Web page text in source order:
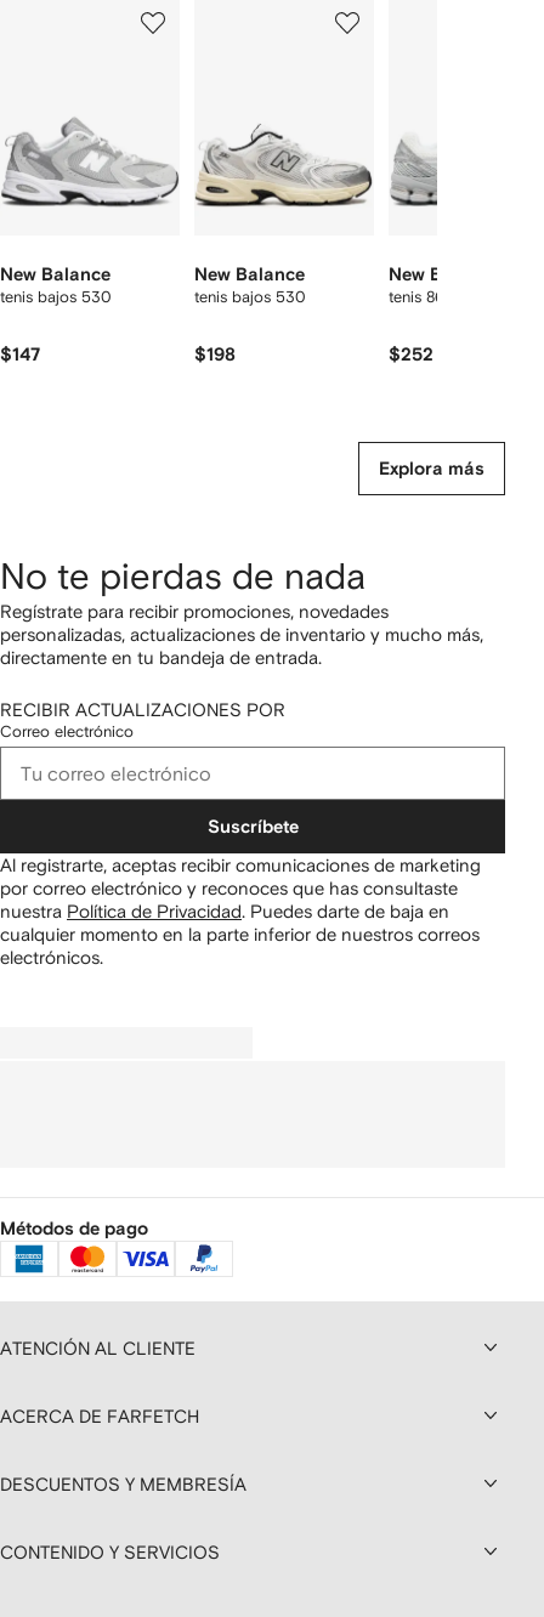
New Balance
tenis bajos 530
$147
New Balance
tenis bajos 530
$198
New Balance
tenis 860V2
$252
Explora más
No te pierdas de nada
Regístrate para recibir promociones, novedades
personalizadas, actualizaciones de inventario y mucho más,
directamente en tu bandeja de entrada.
RECIBIR ACTUALIZACIONES POR
Correo electrónico
Suscríbete
Al registrarte, aceptas recibir comunicaciones de marketing
por correo electrónico y reconoces que has consultaste
nuestra Política de Privacidad. Puedes darte de baja en
cualquier momento en la parte inferior de nuestros correos
electrónicos.
Métodos de pago
ATENCIÓN AL CLIENTE
ACERCA DE FARFETCH
DESCUENTOS Y MEMBRESÍA
CONTENIDO Y SERVICIOS